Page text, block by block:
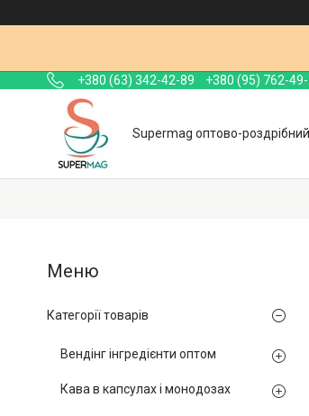
+380 (63) 342-42-89 +380 (95) 762-
Supermag оптово-
Категорії товарів
Вендінг інгредієнти оптом
Кава в капсулах і монодозах